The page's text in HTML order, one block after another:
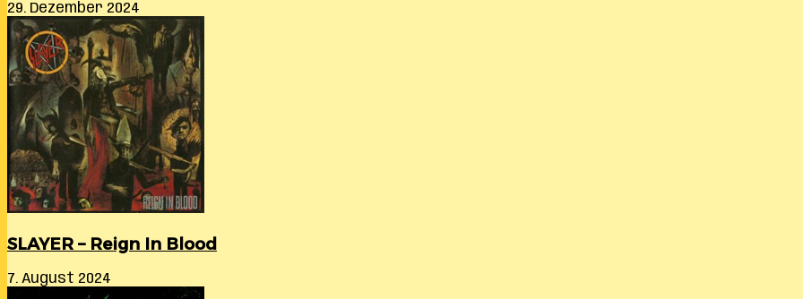
29. Dezember 2024
SLAYER – Reign In Blood
7. August 2024